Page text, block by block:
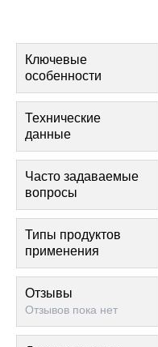
Ключевые
особенности
Технические
данные
Часто задаваемые
вопросы
Типы продуктов
применения
Отзывы
Отзывов пока нет